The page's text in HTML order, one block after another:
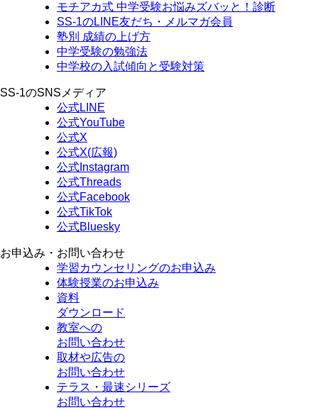
モチアカ式 中学受験お悩みズバッと！診断
SS-1のLINE友だち・メルマガ会員
塾別 成績の上げ方
中学受験の勉強法
中学校の入試傾向と受験対策
SS-1のSNSメディア
公式LINE
公式YouTube
公式X
公式X(広報)
公式Instagram
公式Threads
公式Facebook
公式TikTok
公式Bluesky
お申込み・お問い合わせ
学習カウンセリングのお申込み
体験授業のお申込み
資料
ダウンロード
教室への
お問い合わせ
取材や広告の
お問い合わせ
テラス・最速シリーズ
お問い合わせ